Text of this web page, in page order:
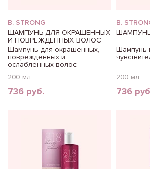
B. STRONG
ШАМПУНЬ ДЛЯ ОКРАШЕННЫХ
И ПОВРЕЖДЕННЫХ ВОЛОС
Шампунь для окрашенных,
поврежденных и
ослабленных волос
200 мл
736 руб.
B.
Шампунь
200 мл
736